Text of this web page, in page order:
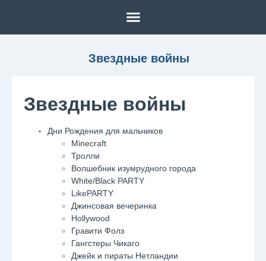
Звездные войны
Звездные войны
Дни Рождения для мальчиков
Minecraft
Тролли
Волшебник изумрудного города
White/Black PARTY
LikePARTY
Джинсовая вечеринка
Hollywood
Гравити Фолз
Гангстеры Чикаго
Джейк и пираты Нетландии